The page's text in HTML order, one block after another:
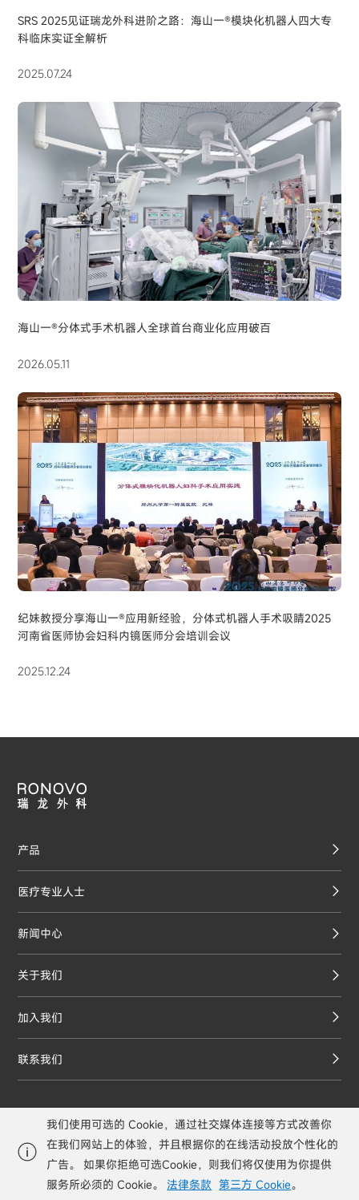
SRS 2025见证瑞龙外科进阶之路：海山一®模块化机器人四大专
科临床实证全解析
2025.07.24
海山一®分体式手术机器人全球首台商业化应用破百
2026.05.11
纪妹教授分享海山一®应用新经验，分体式机器人手术吸睛2025
河南省医师协会妇科内镜医师分会培训会议
2025.12.24
产品
医疗专业人士
新闻中心
关于我们
加入我们
联系我们
售后热线 400-1699-560
© 2025 RONOVO SURGICAL Ltd. All rights reserved.
网站备案/许可证号：沪ICP备2022030988号-1沪公网安备：
31010402009966
我们使用可选的 Cookie，通过社交媒体连接等方式改善你
在我们网站上的体验，并且根据你的在线活动投放个性化的
广告。 如果你拒绝可选Cookie，则我们将仅使用为你提供
服务所必须的 Cookie。 法律条款 第三方 Cookie。